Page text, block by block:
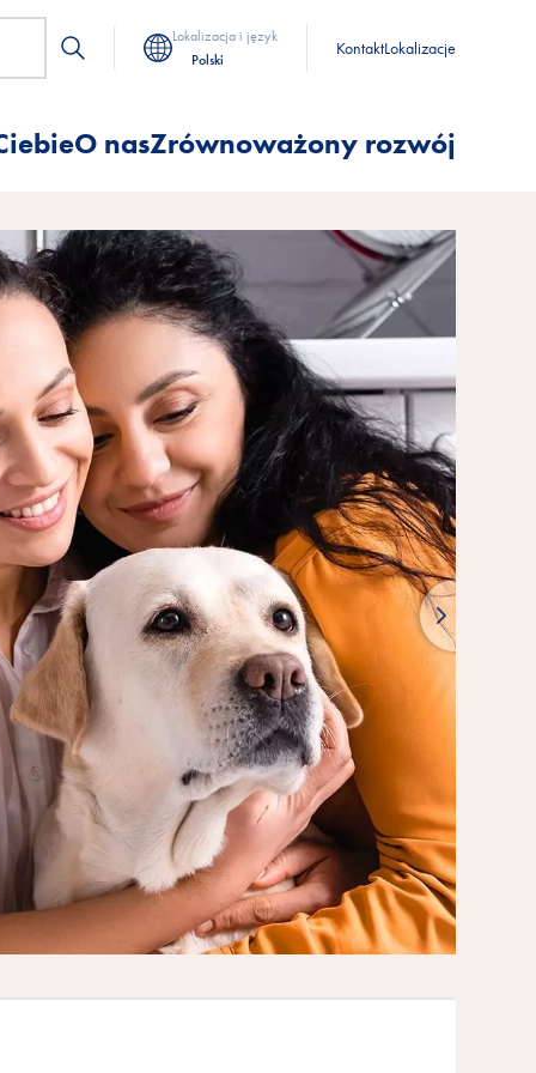
Lokalizacja i język
Polski
KontaktLokalizacje
O nasZrównoważony rozwój